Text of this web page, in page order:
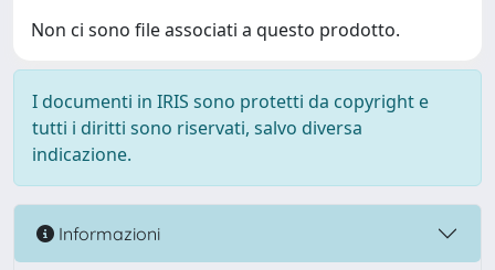
Non ci sono file associati a questo prodotto.
I documenti in IRIS sono protetti da copyright e
tutti i diritti sono riservati, salvo diversa
indicazione.
Informazioni